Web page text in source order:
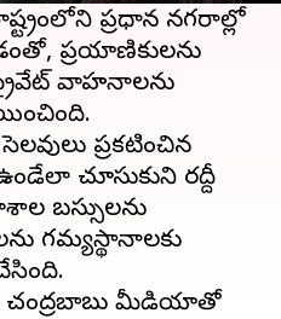
ప్రధాన నగరాల్లో
ప్రయాణికులను
ప్రైవేట్ వాహనాలను
ప్రకటించిన
చూసుకుని రద్దీ
బస్సులను
గమ్యస్థానాలకు
మీడియాతో